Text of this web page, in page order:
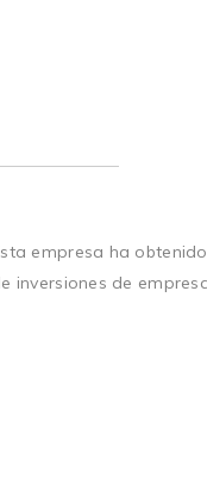
empresa ha
inversiones de